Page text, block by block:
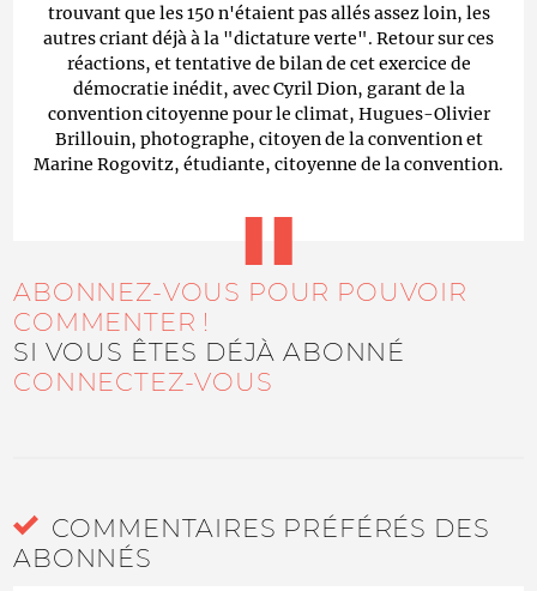
trouvant que les 150 n'étaient pas allés assez loin, les
autres criant déjà à la "dictature verte". Retour sur ces
réactions, et tentative de bilan de cet exercice de
démocratie inédit, avec Cyril Dion, garant de la
convention citoyenne pour le climat, Hugues-Olivier
Brillouin, photographe, citoyen de la convention et
Marine Rogovitz, étudiante, citoyenne de la convention.
ABONNEZ-VOUS POUR POUVOIR
COMMENTER !
SI VOUS ÊTES DÉJÀ ABONNÉ
CONNECTEZ-VOUS
COMMENTAIRES PRÉFÉRÉS DES
ABONNÉS